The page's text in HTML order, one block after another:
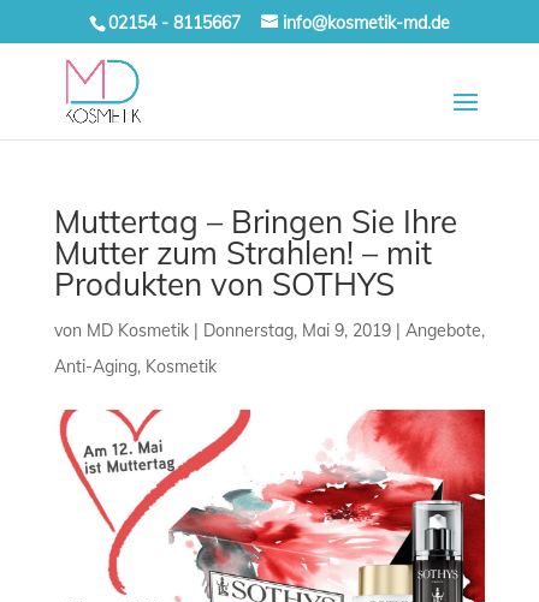
02154 - 8115667 info@kosmetik-md.de
Muttertag – Bringen Sie Ihre
Mutter zum Strahlen! – mit
Produkten von SOTHYS
von MD Kosmetik| Donnerstag, Mai 9, 2019| Angebote,
Anti-Aging, Kosmetik